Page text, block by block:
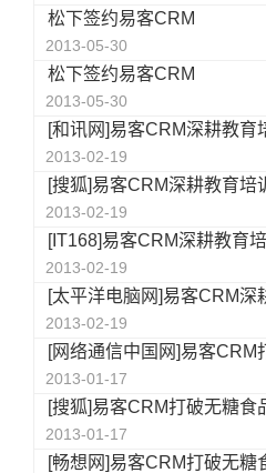
松下签约易客CRM
2013-05-30
松下签约易客CRM
2013-05-30
[和讯网]易客CRM深耕教育
2013-02-19
[搜狐]易客CRM深耕教育培
2013-02-19
[IT168]易客CRM深耕教育
2013-02-19
[太平洋电脑网]易客CRM深
2013-02-19
2013-01-17
[搜狐]易客CRM打破无糖食
2013-01-17
[畅想网]易客CRM打破无糖